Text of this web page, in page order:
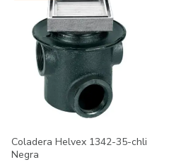
Coladera Helvex 1342-35-chli
Negra